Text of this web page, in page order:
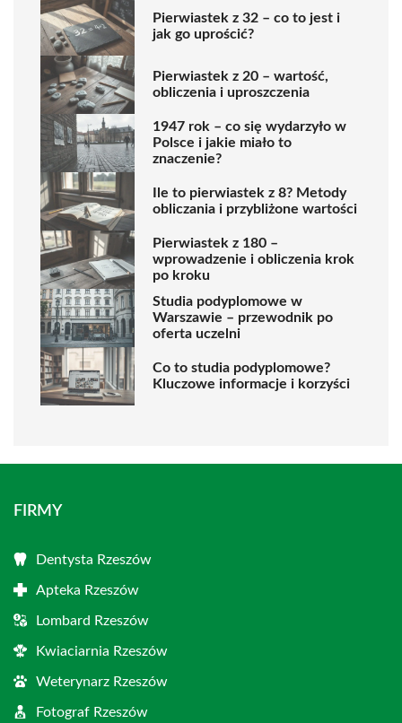
Pierwiastek z 32 – co to jest i
jak go uprościć?
Pierwiastek z 20 – wartość,
obliczenia i uproszczenia
1947 rok – co się wydarzyło w
Polsce i jakie miało to
znaczenie?
Ile to pierwiastek z 8? Metody
obliczania i przybliżone wartości
Pierwiastek z 180 –
wprowadzenie i obliczenia krok
po kroku
Studia podyplomowe w
Warszawie – przewodnik po
oferta uczelni
Co to studia podyplomowe?
Kluczowe informacje i korzyści
FIRMY
Dentysta Rzeszów
Apteka Rzeszów
Lombard Rzeszów
Kwiaciarnia Rzeszów
Weterynarz Rzeszów
Fotograf Rzeszów